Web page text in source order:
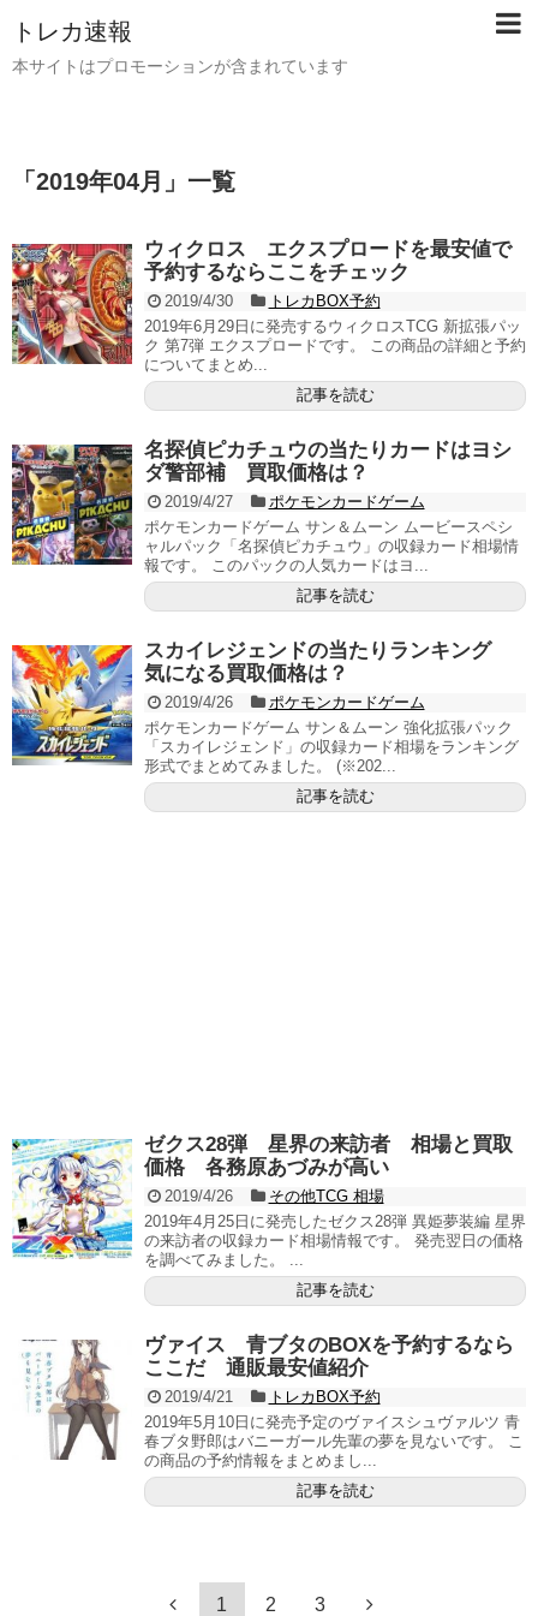
トレカ速報
本サイトはプロモーションが含まれています
「 2019年04月 」 一覧
ウィクロス エクスプロードを最安値で
予約するならここをチェック
2019/4/30
トレカBOX予約
2019年6月29日に発売するウィクロスTCG 新拡張パッ
ク 第7弾 エクスプロードです。 この商品の詳細と予約
についてまとめ...
記事を読む
名探偵ピカチュウの当たりカードはヨシ
ダ警部補 買取価格は？
2019/4/27
ポケモンカードゲーム
ポケモンカードゲーム サン＆ムーン ムービースペシ
ャルパック「名探偵ピカチュウ」の収録カード相場情
報です。 このパックの人気カードはヨ...
記事を読む
スカイレジェンドの当たりランキング
気になる買取価格は？
2019/4/26
ポケモンカードゲーム
ポケモンカードゲーム サン＆ムーン 強化拡張パック
「スカイレジェンド」の収録カード相場をランキング
形式でまとめてみました。 (※202...
記事を読む
ゼクス28弾 星界の来訪者 相場と買取
価格 各務原あづみが高い
2019/4/26
その他TCG 相場
2019年4月25日に発売したゼクス28弾 異姫夢装編 星界
の来訪者の収録カード相場情報です。 発売翌日の価格
を調べてみました。 ...
記事を読む
ヴァイス 青ブタのBOXを予約するなら
ここだ 通販最安値紹介
2019/4/21
トレカBOX予約
2019年5月10日に発売予定のヴァイスシュヴァルツ 青
春ブタ野郎はバニーガール先輩の夢を見ないです。 こ
の商品の予約情報をまとめまし...
記事を読む
1 2 3